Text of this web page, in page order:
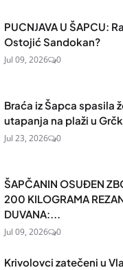
PUCNJAVA U ŠAPCU:
Ostojić Sandokan?
Jul 09, 2026 0
Braća iz Šapca spasila
utapanja na plaži u
Jul 23, 2026 0
ŠAPČANIN OSUĐEN
200 KILOGRAMA
DUVANA:...
Jul 09, 2026 0
Krivolovci zatečeni u